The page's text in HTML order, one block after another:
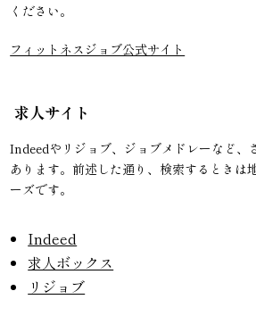
ください。
フィットネスジョブ公式サイト
求人サイト
Indeedやリジョブ、ジョブメドレーなど、
あります。前述した通り、検索するときは
ーズです。
Indeed
求人ボックス
リジョブ